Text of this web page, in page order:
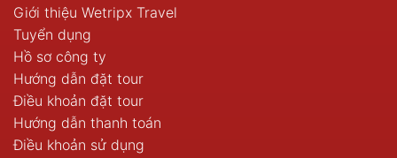
Giới thiệu Wetripx Travel
Tuyển dụng
Hồ sơ công ty
Hướng dẫn đặt tour
Điều khoản đặt tour
Hướng dẫn thanh toán
Điều khoản sử dụng